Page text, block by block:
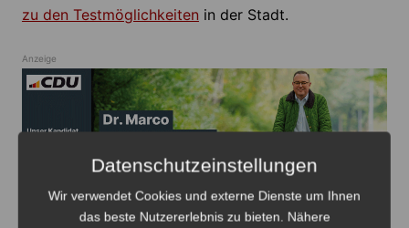
zu den Testmöglichkeiten in der Stadt.
Anzeige
Datenschutzeinstellungen
Wir verwendet Cookies und externe Dienste um Ihnen
das beste Nutzererlebnis zu bieten. Nähere